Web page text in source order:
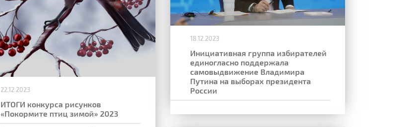
22.12.2023
ИТОГИ конкурса рисунков
«Покормите птиц зимой» 2023
18.12.2023
Инициативная группа избирателей
единогласно поддержала
самовыдвижение Владимира
Путина на выборах президента
России